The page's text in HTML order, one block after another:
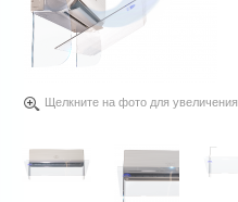
Щелкните на фото для увеличения